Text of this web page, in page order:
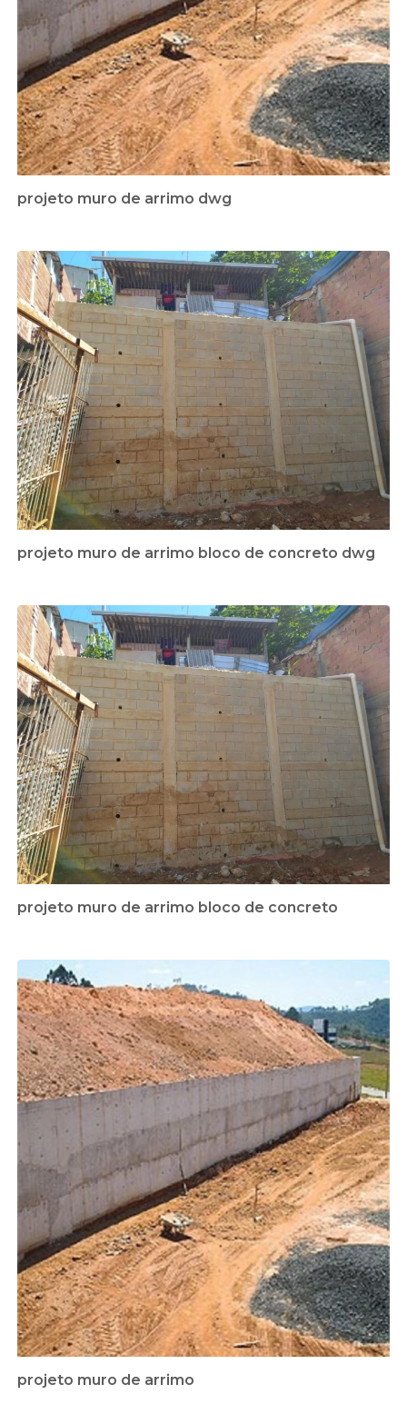
projeto muro de arrimo dwg
projeto muro de arrimo bloco de concreto dwg
projeto muro de arrimo bloco de concreto
projeto muro de arrimo